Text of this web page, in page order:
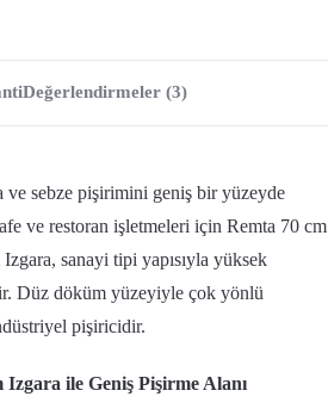
Değerlendirmeler (3)
ve sebze pişirimini geniş bir yüzeyde
ve restoran işletmeleri için Remta 70 cm
sanayi tipi yapısıyla yüksek
Düz döküm yüzeyiyle çok yönlü
pişiricidir.
ile Geniş Pişirme Alanı